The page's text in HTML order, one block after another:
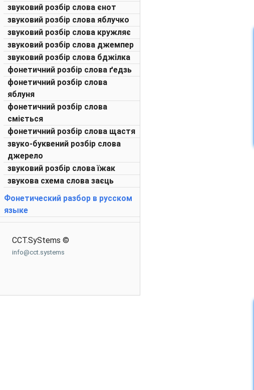
звуковий розбір слова єнот
звуковий розбір слова яблучко
звуковий розбір слова кружляє
звуковий розбір слова джемпер
звуковий розбір слова бджілка
фонетичний розбір слова ґедзь
фонетичний розбір слова
яблуня
фонетичний розбір слова
сміється
фонетичний розбір слова щастя
звуко-буквений розбір слова
джерело
звуковий розбір слова їжак
звукова схема слова заєць
Фонетический разбор в русском
языке
CCT.SyStems ©
info@cct.systems